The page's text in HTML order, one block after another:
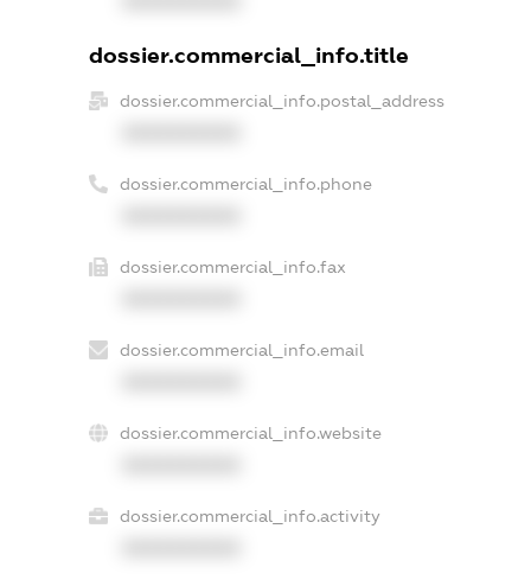
dossier.commercial_info.title
dossier.commercial_info.postal_address
dossier.commercial_info.phone
dossier.commercial_info.fax
dossier.commercial_info.email
dossier.commercial_info.website
dossier.commercial_info.activity